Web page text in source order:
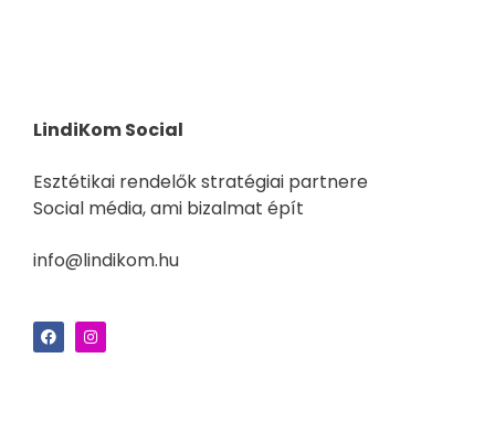
LindiKom Social
Esztétikai rendelők stratégiai partnere
Social média, ami bizalmat épít
info@lindikom.hu